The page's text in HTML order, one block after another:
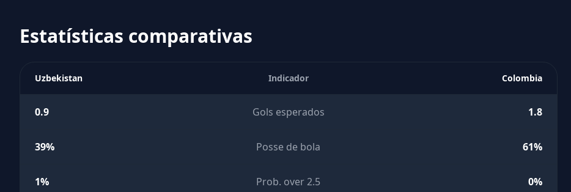
Estatísticas comparativas
Uzbekistan Indicador Colombia
0.9 Gols esperados 1.8
39% Posse de bola 61%
1% Prob. over 2.5 0%